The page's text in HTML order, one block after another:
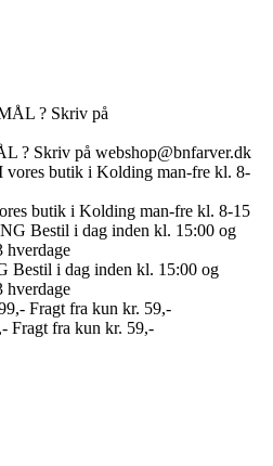
? Skriv på webshop@bnfarver.dk
butik i Kolding man-fre kl. 8-15
Bestil i dag inden kl. 15:00 og
hverdage
Fragt fra kun kr. 59,-